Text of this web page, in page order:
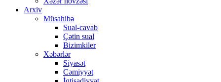
Arxiv
Müsahibə
Sual-cavab
Çətin sual
Bizimkiler
Xəbərlər
Siyasət
Cəmiyyət